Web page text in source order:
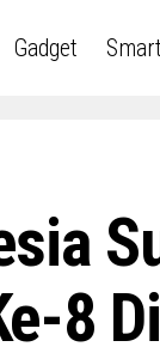
Gadget
8